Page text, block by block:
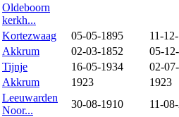
Oldeboorn
kerkh...
Kortezwaag 05-05-1895
11-
Akkrum 02-03-1852
05-
Tijnje 16-05-1934
02-
Akkrum 1923
1923
Leeuwarden
Noor...
30-08-1910
11-